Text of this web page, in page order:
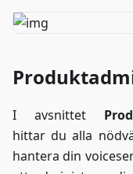
I avsnittet
hittar du alla
hantera din